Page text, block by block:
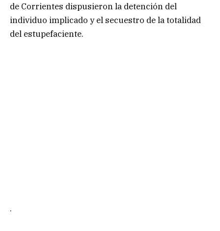
de Corrientes dispusieron la detención del
individuo implicado y el secuestro de la totalidad
del estupefaciente.
.